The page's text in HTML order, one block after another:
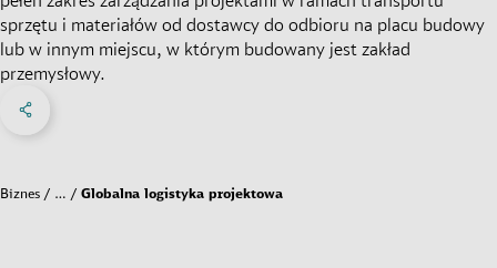
sprzętu i materiałów od dostawcy do odbioru na placu budowy
lub w innym miejscu, w którym budowany jest zakład
przemysłowy.
Social Media
Biznes … Globalna logistyka projektowa